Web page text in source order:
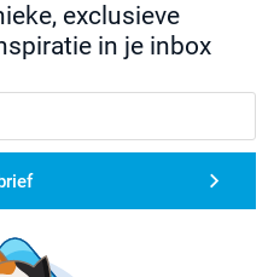
exclusieve
in je inbox